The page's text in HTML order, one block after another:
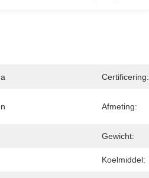
Certificering:
Afmeting:
Gewicht:
Koelmiddel: